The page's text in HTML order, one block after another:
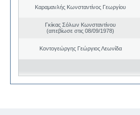
Καραμανλής Κωνσταντίνος Γεωργίου
Γκίκας Σόλων Κωνσταντίνου
(απεβίωσε στις 08/09/1978)
Κοντογεώργης Γεώργιος Λεωνίδα